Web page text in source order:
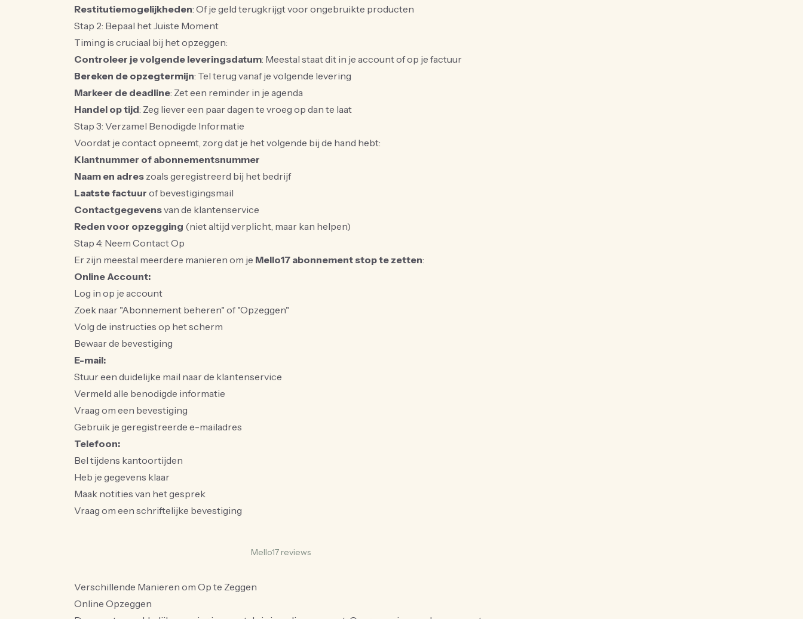
Restitutiemogelijkheden: Of je geld terugkrijgt voor ongebruikte producten
Stap 2: Bepaal het Juiste Moment
Timing is cruciaal bij het opzeggen:
Controleer je volgende leveringsdatum: Meestal staat dit in je account of op je factuur
Bereken de opzegtermijn: Tel terug vanaf je volgende levering
Markeer de deadline: Zet een reminder in je agenda
Handel op tijd: Zeg liever een paar dagen te vroeg op dan te laat
Stap 3: Verzamel Benodigde Informatie
Voordat je contact opneemt, zorg dat je het volgende bij de hand hebt:
Klantnummer of abonnementsnummer
Naam en adres zoals geregistreerd bij het bedrijf
Laatste factuur of bevestigingsmail
Contactgegevensvan de klantenservice
Reden voor opzegging (niet altijd verplicht, maar kan helpen)
Stap 4: Neem Contact Op
Er zijn meestal meerdere manieren om je Mello17 abonnement stop te zetten:
Online Account:
Log in op je account
Zoek naar "Abonnement beheren" of "Opzeggen"
Volg de instructies op het scherm
Bewaar de bevestiging
E-mail:
Stuur een duidelijke mail naar de klantenservice
Vermeld alle benodigde informatie
Vraag om een bevestiging
Gebruik je geregistreerde e-mailadres
Telefoon:
Bel tijdens kantoortijden
Heb je gegevens klaar
Maak notities van het gesprek
Vraag om een schriftelijke bevestiging
Mello17 reviews
Verschillende Manieren om Op te Zeggen
Online Opzeggen